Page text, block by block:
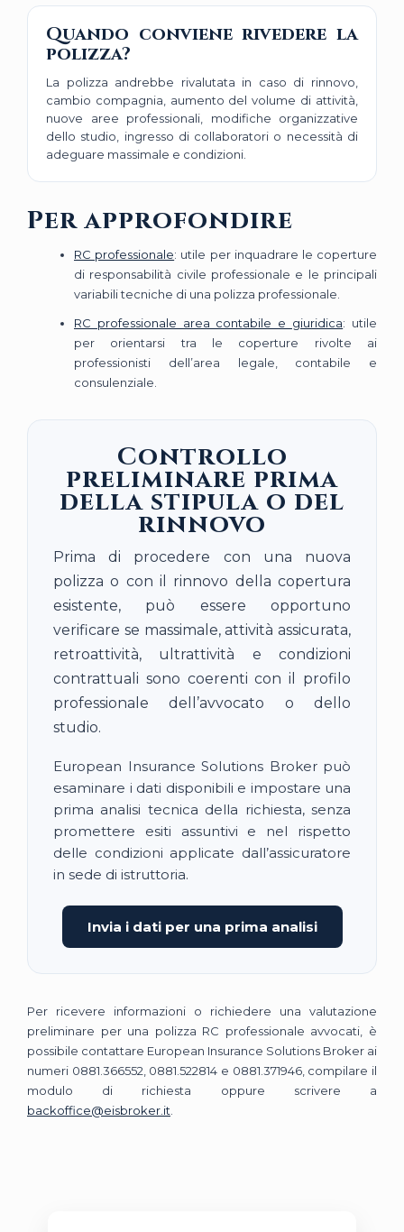
Quando conviene rivedere la
polizza?
La polizza andrebbe rivalutata in caso di rinnovo,
cambio compagnia, aumento del volume di attività,
nuove aree professionali, modifiche organizzative
dello studio, ingresso di collaboratori o necessità di
adeguare massimale e condizioni.
Per approfondire
RC professionale: utile per inquadrare le coperture
di responsabilità civile professionale e le principali
variabili tecniche di una polizza professionale.
RC professionale area contabile e giuridica: utile
per orientarsi tra le coperture rivolte ai
professionisti dell’area legale, contabile e
consulenziale.
Controllo
preliminare prima
della stipula o del
rinnovo
Prima di procedere con una nuova
polizza o con il rinnovo della copertura
esistente, può essere opportuno
verificare se massimale, attività assicurata,
retroattività, ultrattività e condizioni
contrattuali sono coerenti con il profilo
professionale dell’avvocato o dello
studio.
European Insurance Solutions Broker può
esaminare i dati disponibili e impostare una
prima analisi tecnica della richiesta, senza
promettere esiti assuntivi e nel rispetto
delle condizioni applicate dall’assicuratore
in sede di istruttoria.
Invia i dati per una prima analisi
Per ricevere informazioni o richiedere una valutazione
preliminare per una polizza RC professionale avvocati, è
possibile contattare European Insurance Solutions Broker ai
numeri 0881.366552, 0881.522814 e 0881.371946, compilare il
modulo di richiesta oppure scrivere a
backoffice@eisbroker.it